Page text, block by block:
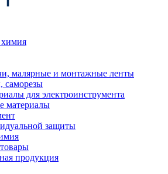
малярные и монтажные ленты
саморезы
для электроинструмента
материалы
защиты
продукция